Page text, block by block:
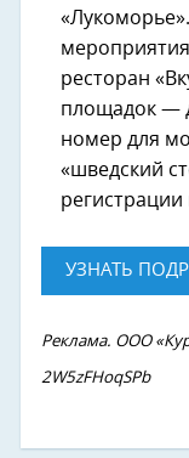
ресторан
площадок —
номер для
«шведский
регистрации
УЗНАТЬ
Реклама. ООО
2W5zFHoqSPb